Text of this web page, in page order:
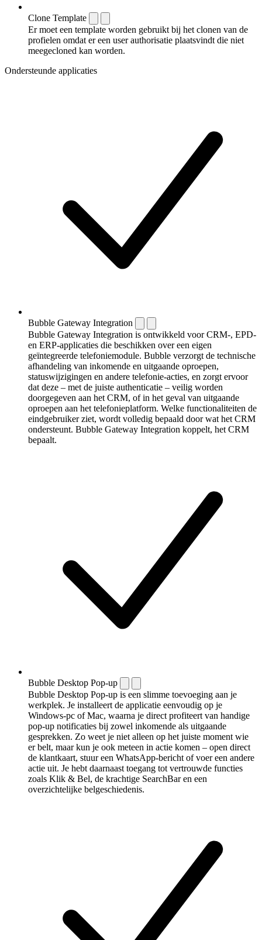
Clone Template
Er moet een template worden gebruikt bij het clonen van de
profielen omdat er een user authorisatie plaatsvindt die niet
meegecloned kan worden.
Ondersteunde applicaties
Bubble Gateway Integration
Bubble Gateway Integration is ontwikkeld voor CRM-, EPD-
en ERP-applicaties die beschikken over een eigen
geïntegreerde telefoniemodule. Bubble verzorgt de technische
afhandeling van inkomende en uitgaande oproepen,
statuswijzigingen en andere telefonie-acties, en zorgt ervoor
dat deze – met de juiste authenticatie – veilig worden
doorgegeven aan het CRM, of in het geval van uitgaande
oproepen aan het telefonieplatform. Welke functionaliteiten de
eindgebruiker ziet, wordt volledig bepaald door wat het CRM
ondersteunt. Bubble Gateway Integration koppelt, het CRM
bepaalt.
Bubble Desktop Pop-up
Bubble Desktop Pop-up is een slimme toevoeging aan je
werkplek. Je installeert de applicatie eenvoudig op je
Windows-pc of Mac, waarna je direct profiteert van handige
pop-up notificaties bij zowel inkomende als uitgaande
gesprekken. Zo weet je niet alleen op het juiste moment wie
er belt, maar kun je ook meteen in actie komen – open direct
de klantkaart, stuur een WhatsApp-bericht of voer een andere
actie uit. Je hebt daarnaast toegang tot vertrouwde functies
zoals Klik & Bel, de krachtige SearchBar en een
overzichtelijke belgeschiedenis.